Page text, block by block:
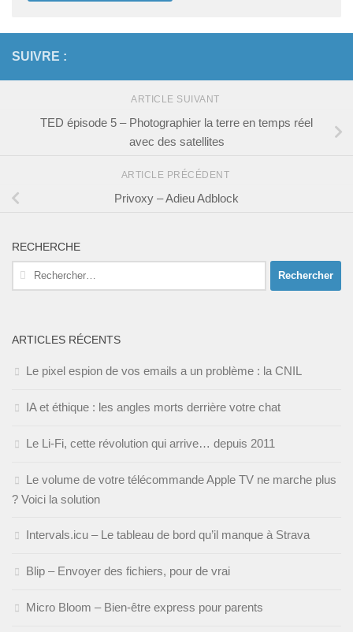
SUIVRE :
ARTICLE SUIVANT
TED épisode 5 – Photographier la terre en temps réel
avec des satellites
ARTICLE PRÉCÉDENT
Privoxy – Adieu Adblock
RECHERCHE
Rechercher :
ARTICLES RÉCENTS
Le pixel espion de vos emails a un problème : la CNIL
IA et éthique : les angles morts derrière votre chat
Le Li-Fi, cette révolution qui arrive… depuis 2011
Le volume de votre télécommande Apple TV ne marche plus
? Voici la solution
Intervals.icu – Le tableau de bord qu’il manque à Strava
Blip – Envoyer des fichiers, pour de vrai
Micro Bloom – Bien-être express pour parents